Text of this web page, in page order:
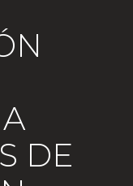
DE